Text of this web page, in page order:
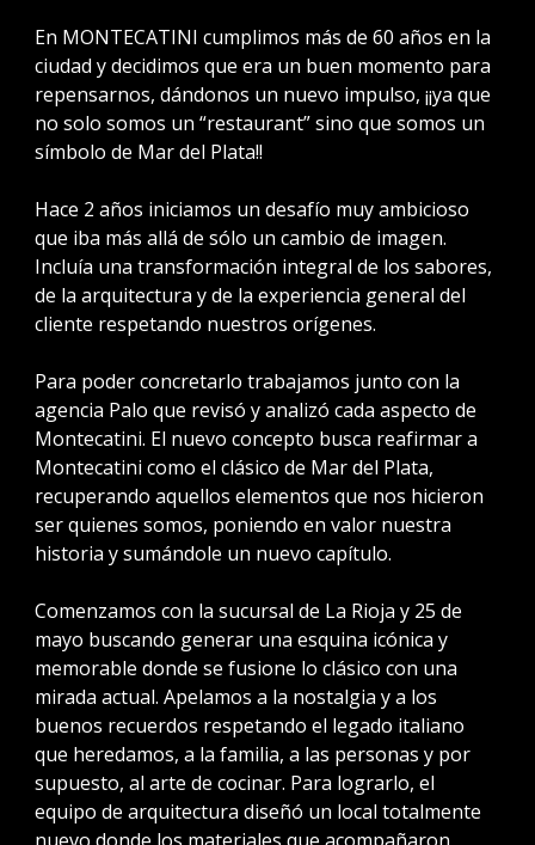
En MONTECATINI cumplimos más de 60 años en la
ciudad y decidimos que era un buen momento para
repensarnos, dándonos un nuevo impulso, ¡¡ya que
no solo somos un “restaurant” sino que somos un
símbolo de Mar del Plata!!
Hace 2 años iniciamos un desafío muy ambicioso
que iba más allá de sólo un cambio de imagen.
Incluía una transformación integral de los sabores,
de la arquitectura y de la experiencia general del
cliente respetando nuestros orígenes.
Para poder concretarlo trabajamos junto con la
agencia Palo que revisó y analizó cada aspecto de
Montecatini. El nuevo concepto busca reafirmar a
Montecatini como el clásico de Mar del Plata,
recuperando aquellos elementos que nos hicieron
ser quienes somos, poniendo en valor nuestra
historia y sumándole un nuevo capítulo.
Comenzamos con la sucursal de La Rioja y 25 de
mayo buscando generar una esquina icónica y
memorable donde se fusione lo clásico con una
mirada actual. Apelamos a la nostalgia y a los
buenos recuerdos respetando el legado italiano
que heredamos, a la familia, a las personas y por
supuesto, al arte de cocinar. Para lograrlo, el
equipo de arquitectura diseñó un local totalmente